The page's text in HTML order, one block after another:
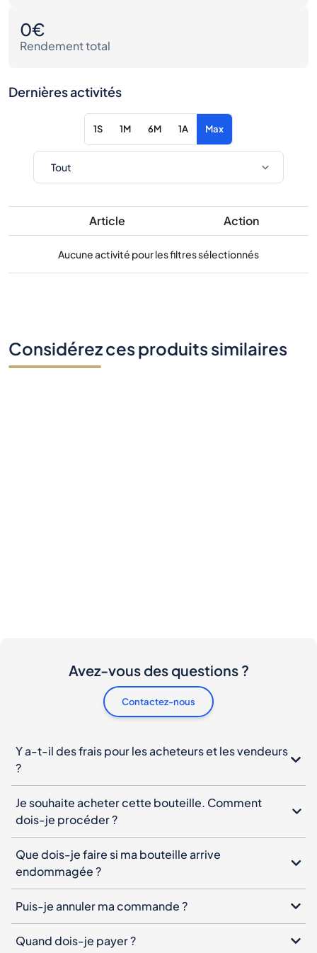
0€
Rendement total
Dernières activités
1S 1M 6M 1A Max
Article Action
Aucune activité pour les filtres sélectionnés
Considérez ces produits similaires
Avez-vous des questions ?
Contactez-nous
Y a-t-il des frais pour les acheteurs et les vendeurs
?
Je souhaite acheter cette bouteille. Comment
dois-je procéder ?
Que dois-je faire si ma bouteille arrive
endommagée ?
Puis-je annuler ma commande ?
Quand dois-je payer ?